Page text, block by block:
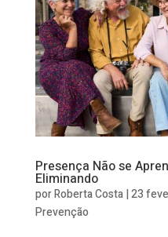
Presença Não se
Eliminando
porRoberta Costa|23
Prevenção